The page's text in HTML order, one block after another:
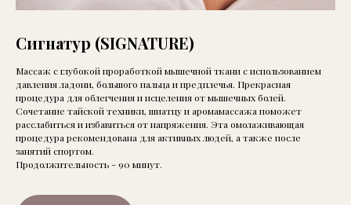
Сигнатур (SIGNATURE)
Массаж с глубокой проработкой мышечной ткани с использованием
давления ладони, большого пальца и предплечья. Прекрасная
процедура для облегчения и исцеления от мышечных болей.
Сочетание тайской техники, шиатцу и аромамассажа поможет
расслабиться и избавиться от напряжения. Эта омолаживающая
процедура рекомендована для активных людей, а также после
занятий спортом.
Продолжительность - 90 минут.